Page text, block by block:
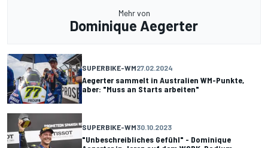
Mehr von
Dominique Aegerter
SUPERBIKE-WM27.02.2024
Aegerter sammelt in Australien WM-Punkte,
aber: "Muss an Starts arbeiten"
SUPERBIKE-WM30.10.2023
"Unbeschreibliches Gefühl" - Dominique